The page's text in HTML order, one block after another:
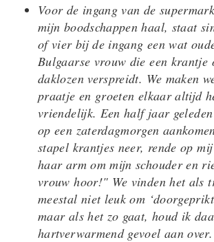
Voor de ingang van de
mijn boodschappen haal, staat
of vier bij de ingang een wat
Bulgaarse vrouw die een krantje
daklozen verspreidt. We maken
praatje en groeten elkaar altijd
vriendelijk. Een half jaar
op een zaterdagmorgen
stapel krantjes neer, rende op
haar arm om mijn schouder en
vrouw hoor!" We vinden het als
meestal niet leuk om
maar als het zo gaat, houd ik
hartverwarmend gevoel aan over.